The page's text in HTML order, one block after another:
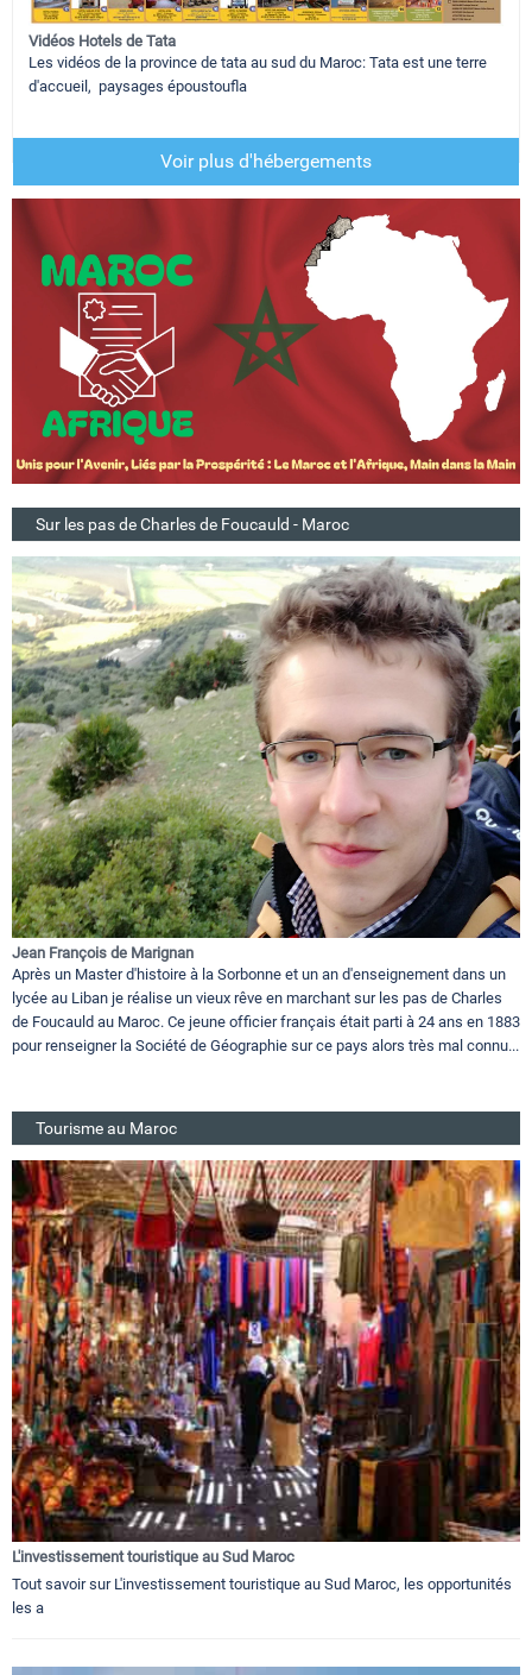
Vidéos Hotels de Tata
Les vidéos de la province de tata au sud du Maroc: Tata est une terre
d'accueil, paysages époustoufla
Voir plus d'hébergements
Sur les pas de Charles de Foucauld - Maroc
Jean François de Marignan
Après un Master d'histoire à la Sorbonne et un an d'enseignement dans un
lycée au Liban je réalise un vieux rêve en marchant sur les pas de Charles
de Foucauld au Maroc. Ce jeune officier français était parti à 24 ans en 1883
pour renseigner la Société de Géographie sur ce pays alors très mal connu...
Tourisme au Maroc
L'investissement touristique au Sud Maroc
Tout savoir sur L'investissement touristique au Sud Maroc, les opportunités
les a